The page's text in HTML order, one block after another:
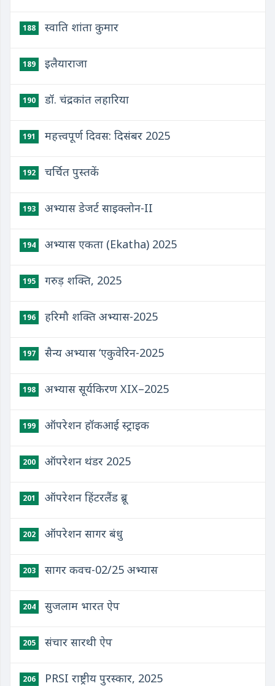
188 स्वाति शांता कुमार
189 इलैयाराजा
190 डॉ. चंद्रकांत लहारिया
191 महत्त्वपूर्ण दिवस: दिसंबर 2025
192 चर्चित पुस्तकें
193 अभ्यास डेजर्ट साइक्लोन-II
194 अभ्यास एकता (Ekatha) 2025
195 गरुड़ शक्ति, 2025
196 हरिमौ शक्ति अभ्यास-2025
197 सैन्य अभ्यास ‘एकुवेरिन-2025
198 अभ्यास सूर्यकिरण XIX–2025
199 ऑपरेशन हॉकआई स्ट्राइक
200 ऑपरेशन थंडर 2025
201 ऑपरेशन हिंटरलैंड ब्रू
202 ऑपरेशन सागर बंधु
203 सागर कवच-02/25 अभ्यास
204 सुजलाम भारत ऐप
205 संचार सारथी ऐप
206 PRSI राष्ट्रीय पुरस्कार, 2025